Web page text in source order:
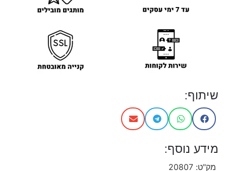
שיתוף:
מידע נוסף:
מק"ט: 20807